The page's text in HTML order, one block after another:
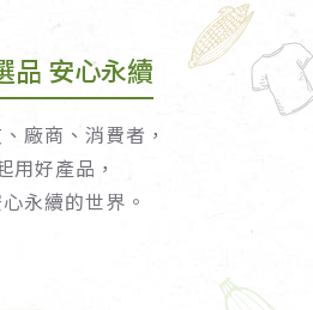
品 安心永續
廠商、消費者，
用好產品，
永續的世界。